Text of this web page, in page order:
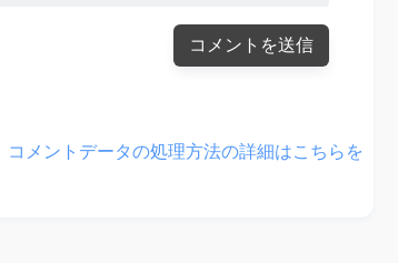
コメントデータの処理方法の詳細はこちらを